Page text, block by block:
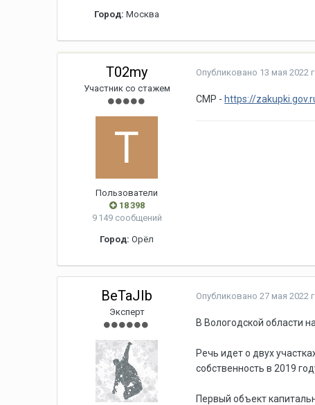
Город: Москва
T02my
Участник со стажем
Пользователи
18 398
9 149 сообщений
Город: Орёл
Опубликовано 13 мая 2022 г.
СМР -https://
BeTaJIb
Эксперт
Опубликовано27 мая 2022 г.
В Вологодской области
Речь идет о двух
собственность в 2019
Первый объект